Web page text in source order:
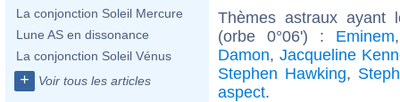
La conjonction Soleil Mercure
Lune AS en dissonance
La conjonction Soleil Vénus
+ Voir tous les articles
Thèmes astraux ayant
(orbe 0°06') : Eminem
Damon, Jacqueline
Stephen Hawking,
aspect.